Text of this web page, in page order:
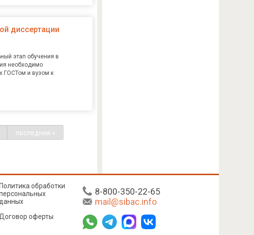
диссертации
этап обучения в
необходимо
ГОСТом и вузом к
последняя »
8-800-350-22-65
mail@sibac.info
Политика обработки
данных
Договор оферты